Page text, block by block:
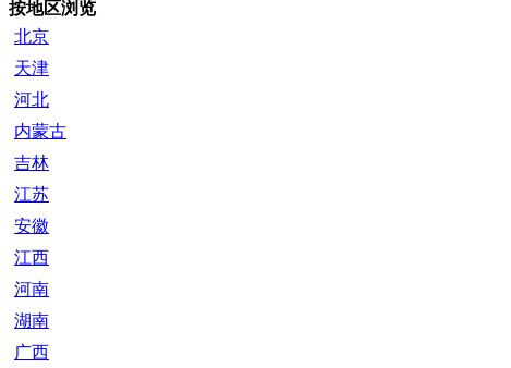
按地区浏览
北京
天津
河北
内蒙古
吉林
江苏
安徽
江西
河南
湖南
广西